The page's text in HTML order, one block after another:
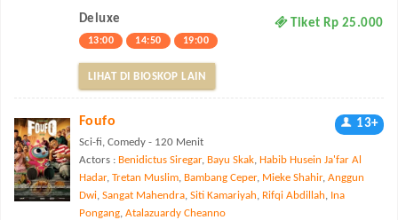
Deluxe Tiket Rp 25.000
13:00 14:50 19:00
LIHAT DI BIOSKOP LAIN
Foufo 13+
Sci-fi, Comedy - 120 Menit
Actors : Benidictus Siregar, Bayu Skak, Habib Husein Ja'far Al
Hadar, Tretan Muslim, Bambang Ceper, Mieke Shahir, Anggun
Dwi, Sangat Mahendra, Siti Kamariyah, Rifqi Abdillah, Ina
Pongang, Atalazuardy Cheanno